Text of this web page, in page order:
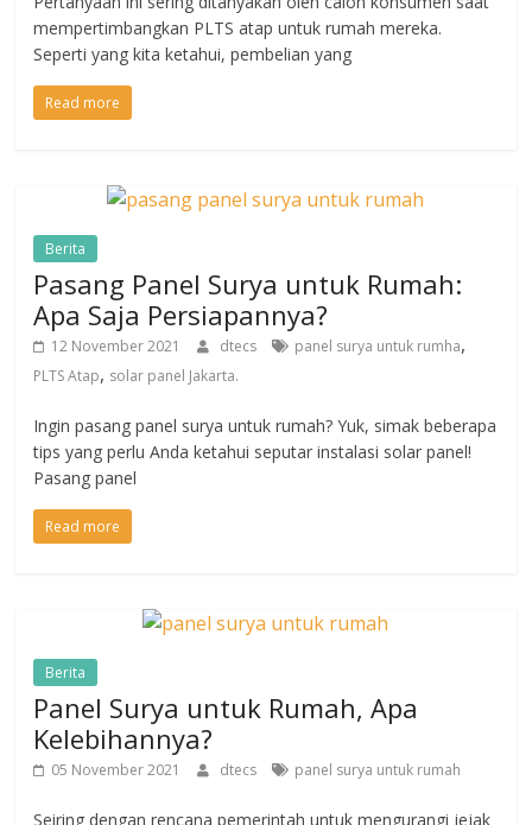
mempertimbangkan PLTS atap untuk rumah mereka.
Seperti yang kita ketahui, pembelian yang
Read more
Berita
Pasang Panel Surya untuk Rumah:
Apa Saja Persiapannya?
12 November 2021 dtecs panel surya untuk rumha,
PLTS Atap, solar panel Jakarta.
Ingin pasang panel surya untuk rumah? Yuk, simak beberapa
tips yang perlu Anda ketahui seputar instalasi solar panel!
Pasang panel
Read more
Berita
Panel Surya untuk Rumah, Apa
Kelebihannya?
05 November 2021 dtecs panel surya untuk rumah
Seiring dengan rencana pemerintah untuk mengurangi jejak